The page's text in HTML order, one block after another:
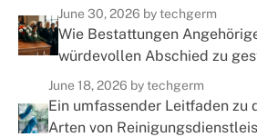
June 30, 2026 by techgerm
Wie Bestattungen
würdevollen Abschied zu
June 18, 2026 by techgerm
Ein umfassender Leitfaden zu
Arten von